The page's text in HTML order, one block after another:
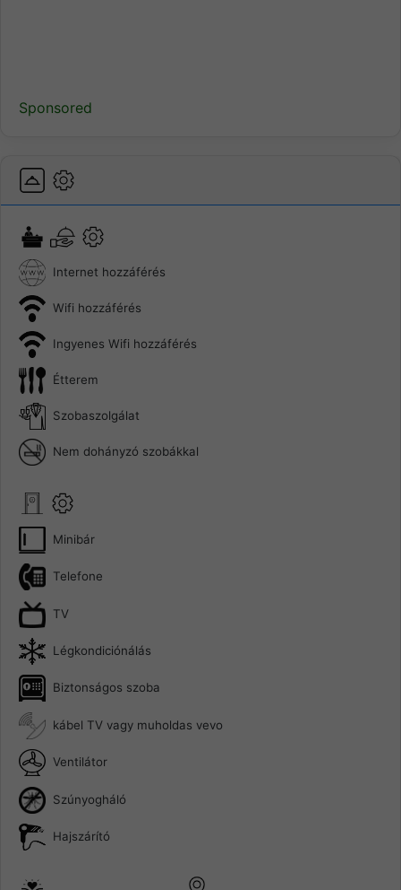
Sponsored
Internet hozzáférés
Wifi hozzáférés
Ingyenes Wifi hozzáférés
Étterem
Szobaszolgálat
Nem dohányzó szobákkal
Minibár
Telefone
TV
Légkondiciónálás
Biztonságos szoba
kábel TV vagy muholdas vevo
Ventilátor
Szúnyogháló
Hajszárító